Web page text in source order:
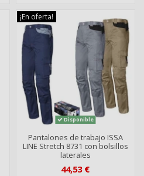
¡En oferta!
Disponible
Pantalones de trabajo ISSA
LINE Stretch 8731 con bolsillos
laterales
44,53 €